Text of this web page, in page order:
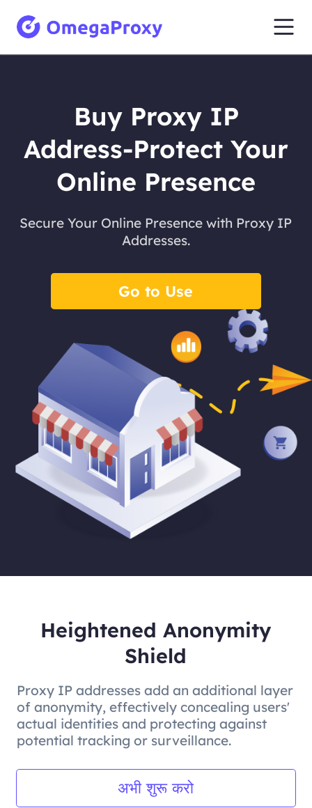
Buy Proxy IP
Address-Protect Your
Online Presence
Secure Your Online Presence with Proxy IP
Addresses.
Go to Use
Heightened Anonymity
Shield
Proxy IP addresses add an additional layer
of anonymity, effectively concealing users'
actual identities and protecting against
potential tracking or surveillance.
अभी शुरू करो